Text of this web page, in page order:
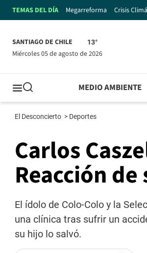
TEMAS DEL DÍA Megarreforma Crisis
SANTIAGO DE CHILE 13°
miércoles 05 de agosto de 2026
MEDIO AMBIENTE
El Desconcierto > Deportes
Carlos
Reacción
El ídolo de Colo-Colo y la
una clínica tras sufrir un
su hijo lo salvó.